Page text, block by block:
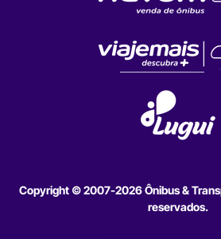
Copyright © 2007-2026 Ônibus &
reservados.